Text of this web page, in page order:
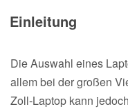
Einleitung
Die Auswahl eines
allem bei der großen
Zoll-Laptop kann